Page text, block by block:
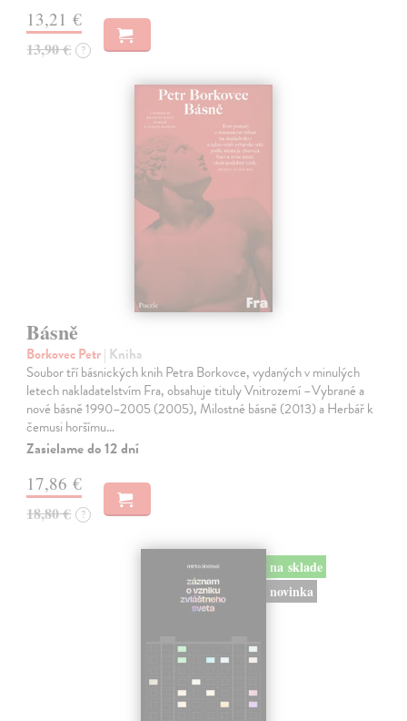
13,21 €
13,90 € ?
Básně
Borkovec Petr| Kniha
Soubor tří básnických knih Petra Borkovce, vydaných v minulých
letech nakladatelstvím Fra, obsahuje tituly Vnitrozemí –Vybrané a
nové básně 1990–2005 (2005), Milostné básně (2013) a Herbář k
čemusi horšímu…
Zasielame do 12 dní
17,86 €
18,80 € ?
na sklade
novinka